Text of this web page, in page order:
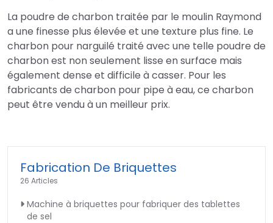
La poudre de charbon traitée par le moulin Raymond
a une finesse plus élevée et une texture plus fine. Le
charbon pour narguilé traité avec une telle poudre de
charbon est non seulement lisse en surface mais
également dense et difficile à casser. Pour les
fabricants de charbon pour pipe à eau, ce charbon
peut être vendu à un meilleur prix.
Fabrication De Briquettes
26 Articles
Machine à briquettes pour fabriquer des tablettes
de sel